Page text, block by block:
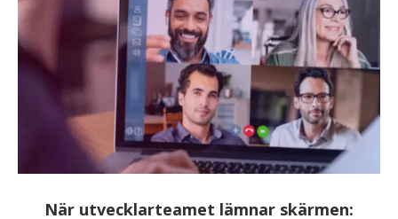
När utvecklarteamet lämnar skärmen: